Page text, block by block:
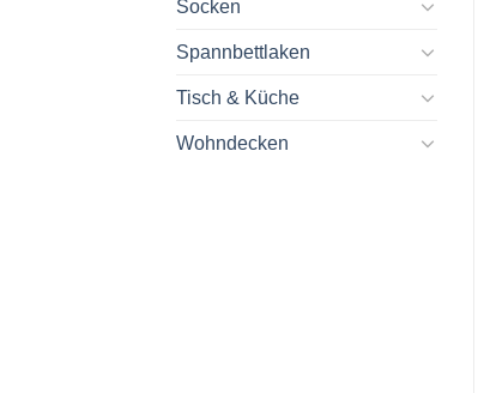
Socken
Spannbettlaken
Tisch & Küche
Wohndecken